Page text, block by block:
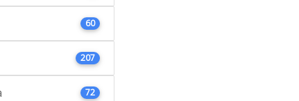
60
207
72